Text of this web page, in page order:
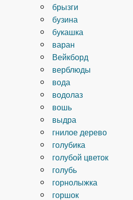
брызги
бузина
букашка
варан
Вейкборд
верблюды
вода
водолаз
вошь
выдра
гнилое дерево
голубика
голубой цветок
голубь
горнолыжка
горшок